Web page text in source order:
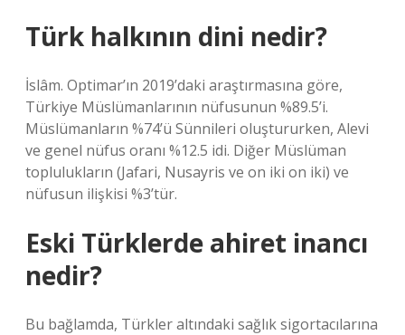
Türk halkının dini nedir?
İslâm. Optimar’ın 2019’daki araştırmasına göre,
Türkiye Müslümanlarının nüfusunun %89.5’i.
Müslümanların %74’ü Sünnileri oluştururken, Alevi
ve genel nüfus oranı %12.5 idi. Diğer Müslüman
toplulukların (Jafari, Nusayris ve on iki on iki) ve
nüfusun ilişkisi %3’tür.
Eski Türklerde ahiret inancı
nedir?
Bu bağlamda, Türkler altındaki sağlık sigortacılarına